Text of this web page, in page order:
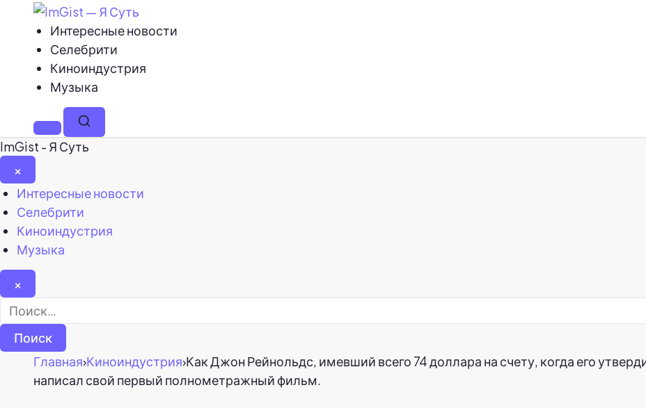
Интересные новости
Селебрити
Киноиндустрия
Музыка
МенюПоиск
ImGist - Я Суть
×
Закрыть
меню
Интересные новости
Селебрити
Киноиндустрия
Музыка
×
Найти:
Главная›Киноиндустрия›Как Джон Рейнольдс, имевший всего 74 доллара на счету, когда его
написал свой первый полнометражный фильм.